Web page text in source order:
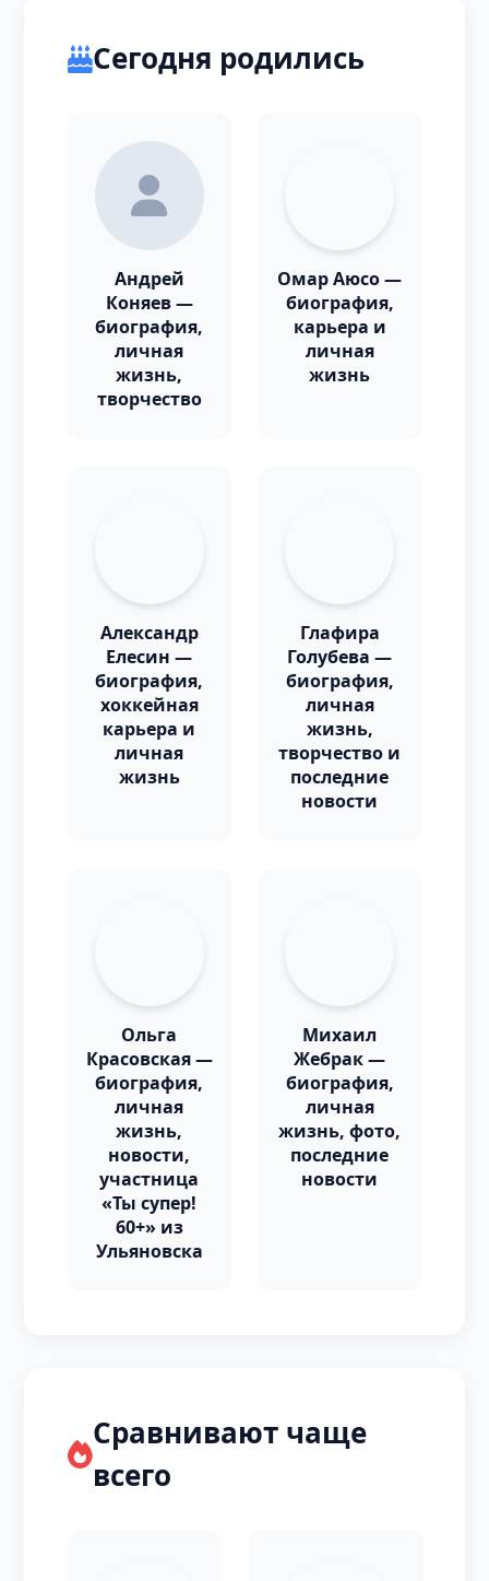
Сегодня родились
Андрей
Коняев —
биография,
личная
жизнь,
творчество
Омар Аюсо —
биография,
карьера и
личная
жизнь
Александр
Елесин —
биография,
хоккейная
карьера и
личная
жизнь
Глафира
Голубева —
биография,
личная
жизнь,
творчество и
последние
новости
Ольга
Красовская —
биография,
личная
жизнь,
новости,
участница
«Ты супер!
60+» из
Ульяновска
Михаил
Жебрак —
биография,
личная
жизнь, фото,
последние
новости
Сравнивают чаще
всего